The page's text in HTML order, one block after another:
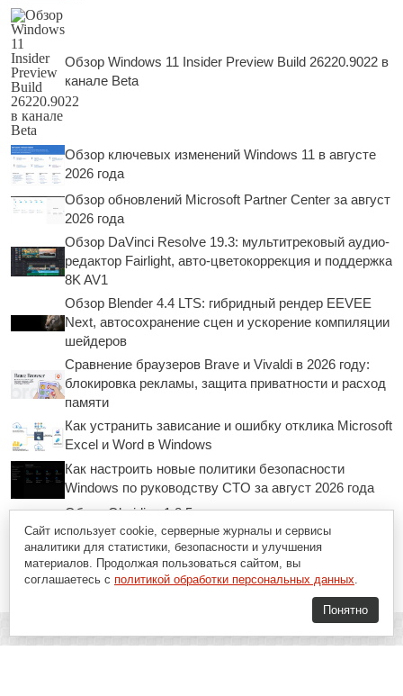
Обзор Windows 11 Insider Preview Build 26220.9022 в
канале Beta
Обзор ключевых изменений Windows 11 в августе
2026 года
Обзор обновлений Microsoft Partner Center за август
2026 года
Обзор DaVinci Resolve 19.3: мультитрековый аудио-
редактор Fairlight, авто-цветокоррекция и поддержка
8K AV1
Обзор Blender 4.4 LTS: гибридный рендер EEVEE
Next, автосохранение сцен и ускорение компиляции
шейдеров
Сравнение браузеров Brave и Vivaldi в 2026 году:
блокировка рекламы, защита приватности и расход
памяти
Как устранить зависание и ошибку отклика Microsoft
Excel и Word в Windows
Как настроить новые политики безопасности
Windows по руководству CTO за август 2026 года
Обзор Obsidian 1.8.5: нативная синхронизация
графов, поиск по регулярным выражениям и
быстрая работа с базами знаний
Сайт использует cookie, серверные журналы и сервисы
аналитики для статистики, безопасности и улучшения
материалов. Продолжая пользоваться сайтом, вы
соглашаетесь с политикой обработки персональных данных.
Понятно